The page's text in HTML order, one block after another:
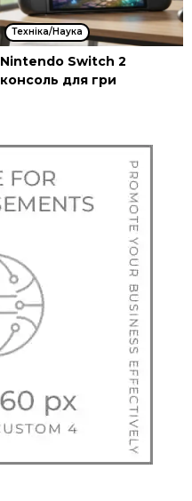
Техніка/Наука
Nintendo Switch 2
консоль для гри